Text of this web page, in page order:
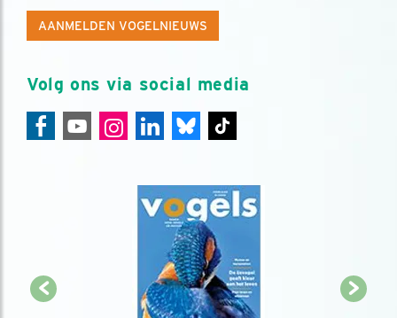
AANMELDEN VOGELNIEUWS
Volg ons via social media